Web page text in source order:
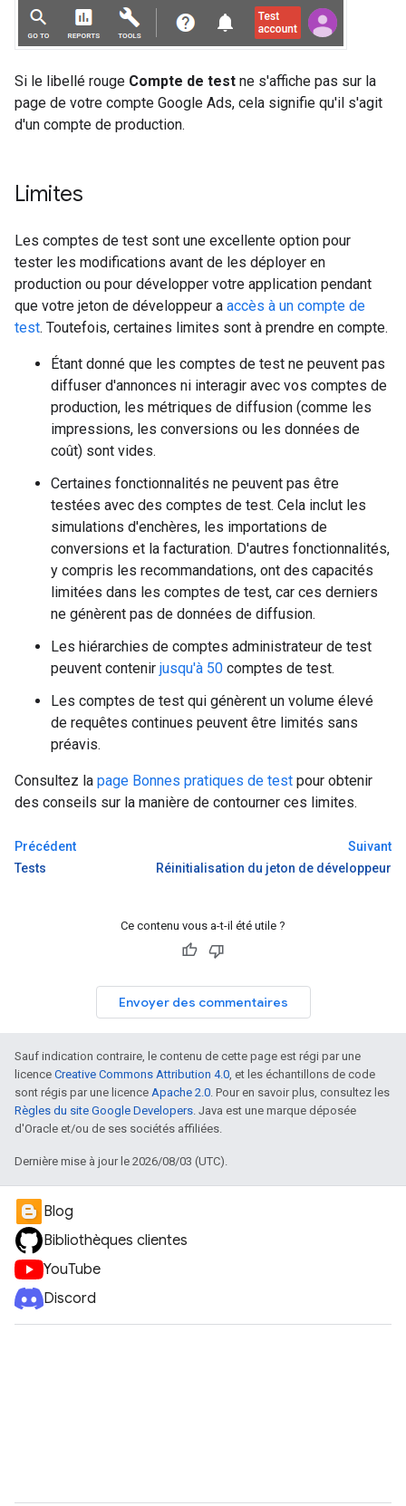
Si le libellé rouge Compte de test ne s'affiche pas sur la
page de votre compte Google Ads, cela signifie qu'il s'agit
d'un compte de production.
Limites
Les comptes de test sont une excellente option pour
tester les modifications avant de les déployer en
production ou pour développer votre application pendant
que votre jeton de développeur a accès à un compte de
test. Toutefois, certaines limites sont à prendre en compte.
Étant donné que les comptes de test ne peuvent pas
diffuser d'annonces ni interagir avec vos comptes de
production, les métriques de diffusion (comme les
impressions, les conversions ou les données de
coût) sont vides.
Certaines fonctionnalités ne peuvent pas être
testées avec des comptes de test. Cela inclut les
simulations d'enchères, les importations de
conversions et la facturation. D'autres fonctionnalités,
y compris les recommandations, ont des capacités
limitées dans les comptes de test, car ces derniers
ne génèrent pas de données de diffusion.
Les hiérarchies de comptes administrateur de test
peuvent contenir jusqu'à 50 comptes de test.
Les comptes de test qui génèrent un volume élevé
de requêtes continues peuvent être limités sans
préavis.
Consultez la page Bonnes pratiques de test pour obtenir
des conseils sur la manière de contourner ces limites.
Précédent
Tests
Suivant
Réinitialisation du jeton de développeur
Ce contenu vous a-t-il été utile ?
Envoyer des commentaires
Sauf indication contraire, le contenu de cette page est régi par une
licence Creative Commons Attribution 4.0, et les échantillons de code
sont régis par une licence Apache 2.0. Pour en savoir plus, consultez les
Règles du site Google Developers. Java est une marque déposée
d'Oracle et/ou de ses sociétés affiliées.
Dernière mise à jour le 2026/08/03 (UTC).
Blog
Bibliothèques clientes
YouTube
Discord